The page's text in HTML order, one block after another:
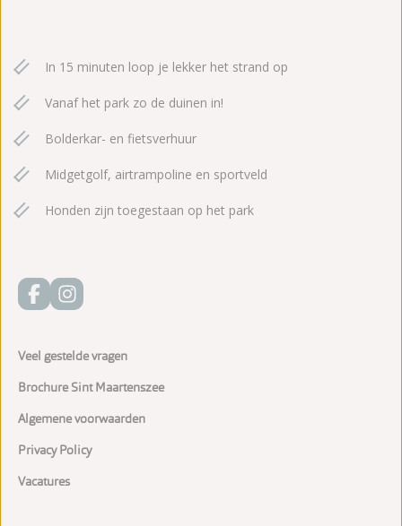
In 15 minuten loop je lekker het strand op
Vanaf het park zo de duinen in!
Bolderkar- en fietsverhuur
Midgetgolf, airtrampoline en sportveld
Honden zijn toegestaan op het park
Veel gestelde vragen
Brochure Sint Maartenszee
Algemene voorwaarden
Privacy Policy
Vacatures